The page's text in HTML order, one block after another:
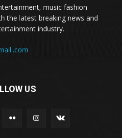
music fashion
the latest breaking news and
industry.
US